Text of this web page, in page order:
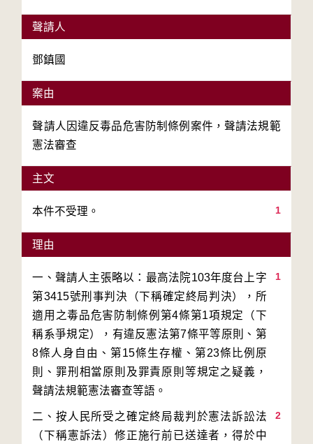
聲請人
鄧鎮國
案由
聲請人因違反毒品危害防制條例案件，聲請法規範
憲法審查
主文
1
本件不受理。
理由
1
一、聲請人主張略以：最高法院103年度台上字
第3415號刑事判決（下稱確定終局判決），所
適用之毒品危害防制條例第4條第1項規定（下
稱系爭規定），有違反憲法第7條平等原則、第
8條人身自由、第15條生存權、第23條比例原
則、罪刑相當原則及罪責原則等規定之疑義，
2
二、按人民所受之確定終局裁判於憲法訴訟法
（下稱憲訴法）修正施行前已送達者，得於中